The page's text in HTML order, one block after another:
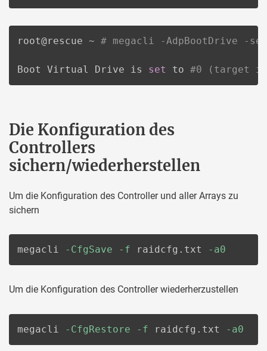
root@rescue ~ # megacli -AdpBootDrive -
Boot Virtual Drive is set to #0 (target id
Die Konfiguration des
Controllers
sichern/wiederherstellen
Um die Konfiguration des Controller und aller Arrays zu
sichern
megacli -CfgSave -f raidcfg.txt -a0
Um die Konfiguration des Controller wiederherzustellen
megacli -CfgRestore -f raidcfg.txt -a0